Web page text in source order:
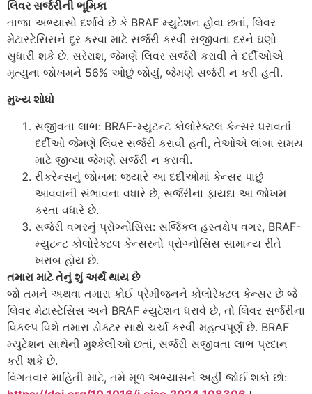
લિવર સર્જરીની ભૂમિકા
તાજા અભ્યાસો દર્શાવે છે કે BRAF મ્યુટેશન હોવા છતાં, લિવર
મેટાસ્ટેસિસને દૂર કરવા માટે સર્જરી કરવી સજીવતા દરને ઘણો
સુધારી શકે છે. સરેરાશ, જેમણે લિવર સર્જરી કરાવી તે દર્દીઓએ
મૃત્યુના જોખમને 56% ઓછું જોયું, જેમણે સર્જરી ન કરી હતી.
મુખ્ય શોધો
સજીવતા લાભ: BRAF-મ્યુટન્ટ કોલોરેક્ટલ કેન્સર ધરાવતાં
દર્દીઓ જેમણે લિવર સર્જરી કરાવી હતી, તેઓએ લાંબા સમય
માટે જીવ્યા જેમણે સર્જરી ન કરાવી.
રીકરેન્સનું જોખમ: જ્યારે આ દર્દીઓમાં કેન્સર પાછું
આવવાની સંભાવના વધારે છે, સર્જરીના ફાયદા આ જોખમ
કરતા વધારે છે.
સર્જરી વગરનું પ્રોગ્નોસિસ: સર્જિકલ હસ્તક્ષેપ વગર, BRAF-
મ્યુટન્ટ કોલોરેક્ટલ કેન્સરનો પ્રોગ્નોસિસ સામાન્ય રીતે
ખરાબ હોય છે.
તમારા માટે તેનું શું અર્થ થાય છે
જો તમને અથવા તમારા કોઈ પ્રેમીજનને કોલોરેક્ટલ કેન્સર છે જે
લિવર મેટાસ્ટેસિસ અને BRAF મ્યુટેશન ધરાવે છે, તો લિવર સર્જરીના
વિકલ્પ વિશે તમારા ડોક્ટર સાથે ચર્ચા કરવી મહત્વપૂર્ણ છે. BRAF
મ્યુટેશન સાથેની મુશ્કેલીઓ છતાં, સર્જરી સજીવતા લાભ પ્રદાન
કરી શકે છે.
વિગતવાર માહિતી માટે, તમે મૂળ અભ્યાસને અહીં જોઈ શકો છો: